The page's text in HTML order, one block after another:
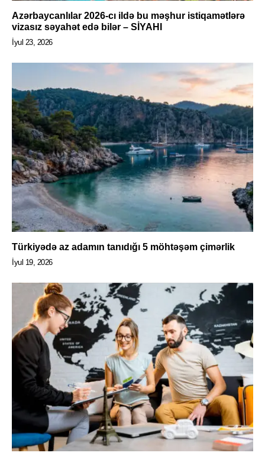
Azərbaycanlılar 2026-cı ildə bu məşhur istiqamətlərə
vizasız səyahət edə bilər – SİYAHI
İyul 23, 2026
Türkiyədə az adamın tanıdığı 5 möhtəşəm çimərlik
İyul 19, 2026